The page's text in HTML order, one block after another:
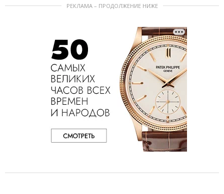
РЕКЛАМА – ПРОДОЛЖЕНИЕ НИЖЕ